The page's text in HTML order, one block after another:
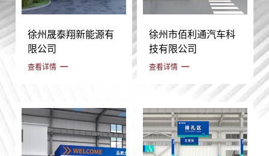
徐州晟泰翔新能源有
限公司
查看详情
徐州市佰利通汽车科
技有限公司
查看详情